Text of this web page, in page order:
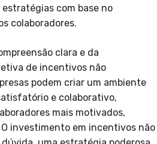
com base no
colaboradores.
clara e da
de incentivos não
podem criar um ambiente
e colaborativo,
mais motivados,
investimento em incentivos não